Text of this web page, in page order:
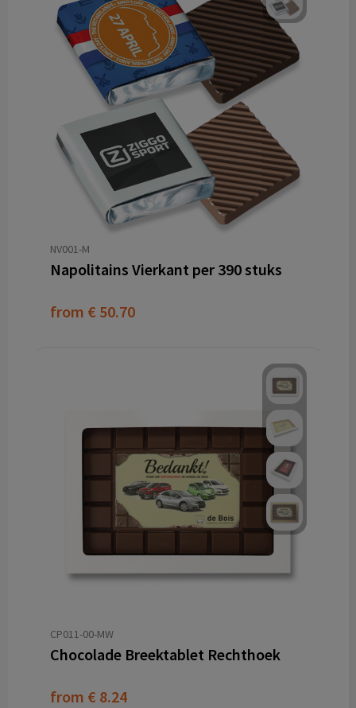
NV001-M
Napolitains Vierkant per 390 stuks
from € 50.70
CP011-00-MW
Chocolade Breektablet Rechthoek
from € 8.24